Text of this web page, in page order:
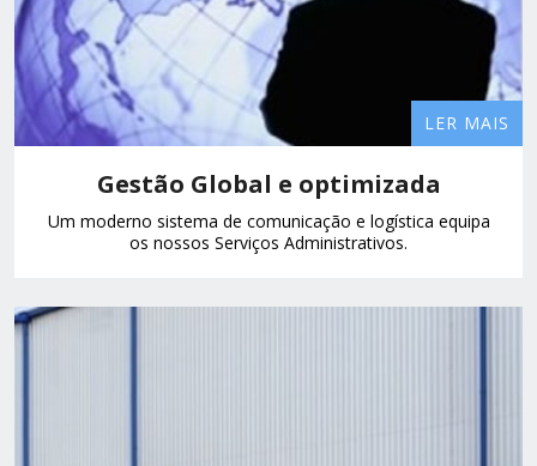
LER MAIS
Gestão Global e optimizada
Um moderno sistema de comunicação e logística equipa
os nossos Serviços Administrativos.